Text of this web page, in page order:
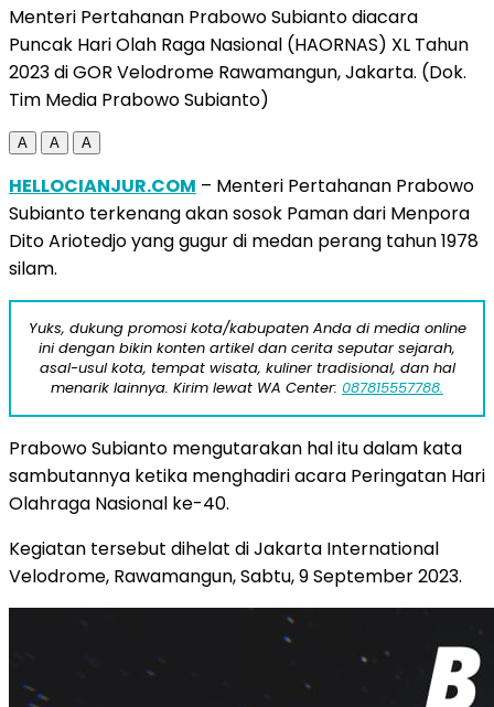
Menteri Pertahanan Prabowo Subianto diacara
Puncak Hari Olah Raga Nasional (HAORNAS) XL Tahun
2023 di GOR Velodrome Rawamangun, Jakarta. (Dok.
Tim Media Prabowo Subianto)
A A A
HELLOCIANJUR.COM – Menteri Pertahanan Prabowo
Subianto terkenang akan sosok Paman dari Menpora
Dito Ariotedjo yang gugur di medan perang tahun 1978
silam.
Yuks, dukung promosi kota/kabupaten Anda di media online
ini dengan bikin konten artikel dan cerita seputar sejarah,
asal-usul kota, tempat wisata, kuliner tradisional, dan hal
menarik lainnya. Kirim lewat WA Center: 087815557788.
Prabowo Subianto mengutarakan hal itu dalam kata
sambutannya ketika menghadiri acara Peringatan Hari
Olahraga Nasional ke-40.
Kegiatan tersebut dihelat di Jakarta International
Velodrome, Rawamangun, Sabtu, 9 September 2023.